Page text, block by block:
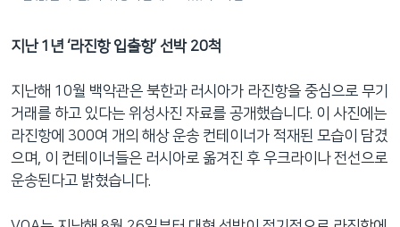
지난1년 ‘라진항 입출항’ 선박 20척
지난해 10월 백악관은 북한과 러시아가 라진항을 중심으로 무기
거래를 하고 있다는 위성사진 자료를 공개했습니다. 이 사진에는
라진항에 300여 개의 해상 운송 컨테이너가 적재된 모습이 담겼
으며, 이 컨테이너들은 러시아로 옮겨진 후 우크라이나 전선으로
운송된다고 밝혔습니다.